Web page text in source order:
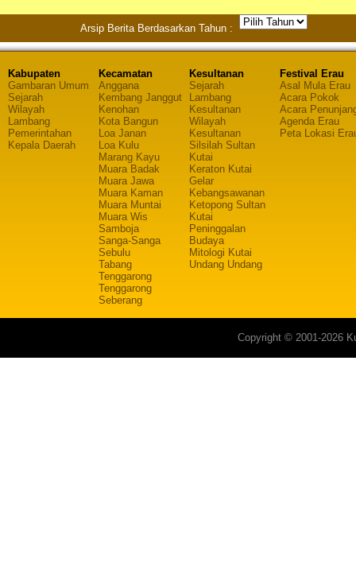
Arsip Berita Berdasarkan Tahun :
Kabupaten
Gambaran Umum
Sejarah
Wilayah
Lambang
Pemerintahan
Kepala Daerah
Kecamatan
Anggana
Kembang Janggut
Kenohan
Kota Bangun
Loa Janan
Loa Kulu
Marang Kayu
Muara Badak
Muara Jawa
Muara Kaman
Muara Muntai
Muara Wis
Samboja
Sanga-Sanga
Sebulu
Tabang
Tenggarong
Tenggarong
Seberang
Kesultanan
Sejarah
Lambang
Kesultanan
Wilayah
Kesultanan
Silsilah Sultan
Kutai
Keraton Kutai
Gelar
Kebangsawanan
Ketopong Sultan
Kutai
Peninggalan
Budaya
Mitologi Kutai
Undang Undang
Festival Erau
Asal Mula Erau
Acara Pokok
Acara
Agenda Erau
Peta Lokasi
Copyright © 2001-2026